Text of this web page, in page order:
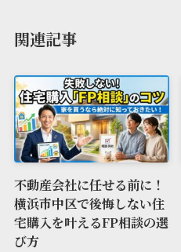
関連記事
不動産会社に任せる前に！
横浜市中区で後悔しない住
宅購入を叶えるFP相談の選
び方